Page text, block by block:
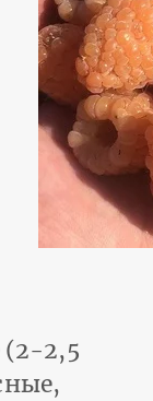
(2-2,5